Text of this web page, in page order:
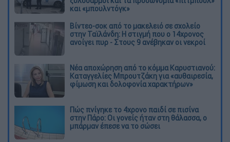
και «μπουλντόγκ»
Βίντεο-σοκ από το μακελειό σε σχολείο
στην Ταϊλάνδη: Η στιγμή που ο 14χρονος
ανοίγει πυρ - Στους 9 ανέβηκαν οι νεκροί
Νέα αποχώρηση από το κόμμα Καρυστιανού:
Καταγγελίες Μπρουτζάκη για «αυθαιρεσία,
φίμωση και δολοφονία χαρακτήρων»
Πώς πνίγηκε το 4χρονο παιδί σε πισίνα
στην Πάρο: Οι γονείς ήταν στη θάλασσα, ο
μπάρμαν έπεσε να το σώσει